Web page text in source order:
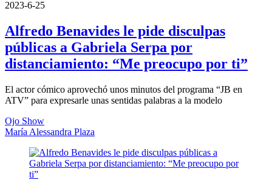
2023-6-25
Alfredo Benavides le pide disculpas
públicas a Gabriela Serpa por
distanciamiento: “Me preocupo por ti”
El actor cómico aprovechó unos minutos del programa “JB en
ATV” para expresarle unas sentidas palabras a la modelo
Ojo Show
María Alessandra Plaza